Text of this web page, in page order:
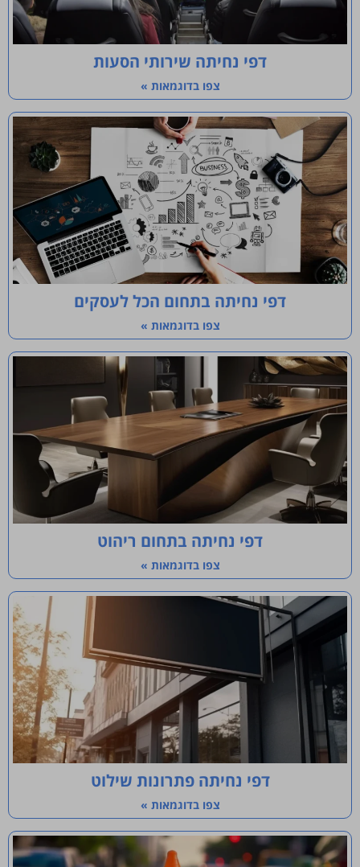
דפי נחיתה שירותי הסעות
צפו בדוגמאות »
דפי נחיתה בתחום הכל לעסקים
צפו בדוגמאות »
דפי נחיתה בתחום ריהוט
צפו בדוגמאות »
דפי נחיתה פתרונות שילוט
צפו בדוגמאות »